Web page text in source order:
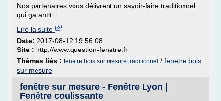
Nos partenaires vous délivrent un savoir-faire traditionnel
qui garantit...
Lire la suite
Date: 2017-08-12 19:56:08
Site : http://www.question-fenetre.fr
Thèmes liés : fenetre bois sur mesure traditionnel / fenetre bois
sur mesure
fenêtre sur mesure - Fenêtre Lyon |
Fenêtre coulissante